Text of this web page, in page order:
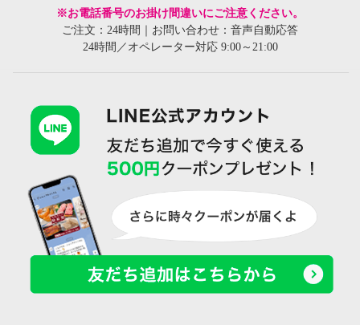
※お電話番号のお掛け間違いにご注意ください。
ご注文：24時間｜お問い合わせ：音声自動応答
24時間／オペレーター対応 9:00～21:00